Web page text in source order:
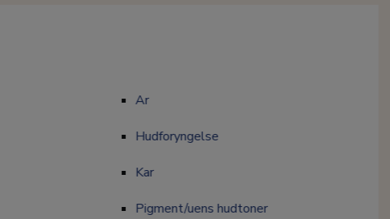
Ar
Hudforyngelse
Kar
Pigment/uens hudtoner
Ar
Hudforyngelse
Kar